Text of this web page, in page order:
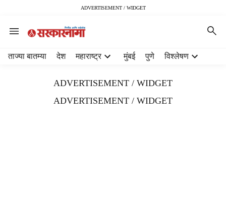
ADVERTISEMENT / WIDGET
ताज्या बातम्या देश महाराष्ट्र मुंबई पुणे विश्लेषण
ADVERTISEMENT / WIDGET
ADVERTISEMENT / WIDGET